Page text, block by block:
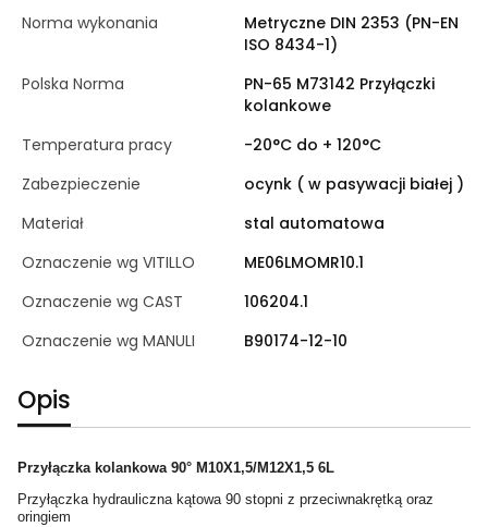
Norma wykonania
Metryczne DIN 2353 (PN-EN
ISO 8434-1)
Polska Norma
PN-65 M73142 Przyłączki
kolankowe
Temperatura pracy
-20°C do + 120°C
Zabezpieczenie
ocynk ( w pasywacji białej )
Materiał
stal automatowa
Oznaczenie wg VITILLO
ME06LMOMR10.1
Oznaczenie wg CAST
106204.1
Oznaczenie wg MANULI
B90174-12-10
Opis
Przyłączka kolankowa 90° M10X1,5/M12X1,5 6L
Przyłączka hydrauliczna kątowa 90 stopni z przeciwnakrętką oraz
oringiem